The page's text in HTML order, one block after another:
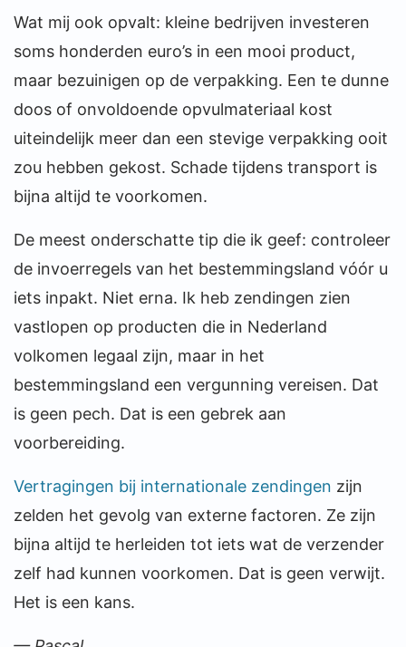
Wat mij ook opvalt: kleine bedrijven investeren
soms honderden euro’s in een mooi product,
maar bezuinigen op de verpakking. Een te dunne
doos of onvoldoende opvulmateriaal kost
uiteindelijk meer dan een stevige verpakking ooit
zou hebben gekost. Schade tijdens transport is
bijna altijd te voorkomen.
De meest onderschatte tip die ik geef: controleer
de invoerregels van het bestemmingsland vóór u
iets inpakt. Niet erna. Ik heb zendingen zien
vastlopen op producten die in Nederland
volkomen legaal zijn, maar in het
bestemmingsland een vergunning vereisen. Dat
is geen pech. Dat is een gebrek aan
voorbereiding.
Vertragingen bij internationale zendingen zijn
zelden het gevolg van externe factoren. Ze zijn
bijna altijd te herleiden tot iets wat de verzender
zelf had kunnen voorkomen. Dat is geen verwijt.
Het is een kans.